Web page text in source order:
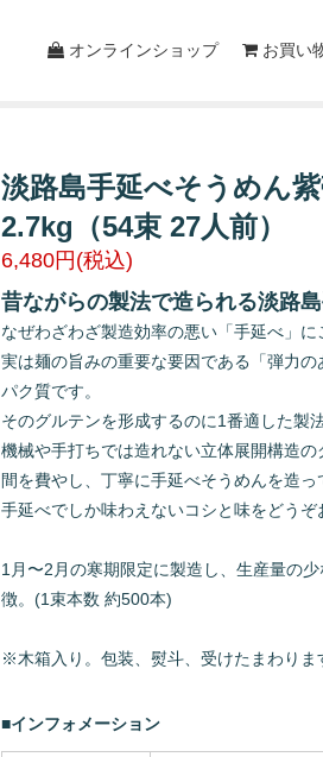
オンラインショップ お買い
淡路島手延べそうめん
2.7kg（54束 27人前）
6,480円(税込)
昔ながらの製法で造られる淡路島
なぜわざわざ製造効率の悪い「手延べ」に
実は麺の旨みの重要な要因である「弾力
パク質です。
そのグルテンを形成するのに1番適した製
機械や手打ちでは造れない立体展開構造
間を費やし、丁寧に手延べそうめんを造っ
手延べでしか味わえないコシと味をどうぞ
1月〜2月の寒期限定に製造し、生産量の
徴。(1束本数 約500本)
※木箱入り。包装、熨斗、受けたまわりま
■インフォメーション